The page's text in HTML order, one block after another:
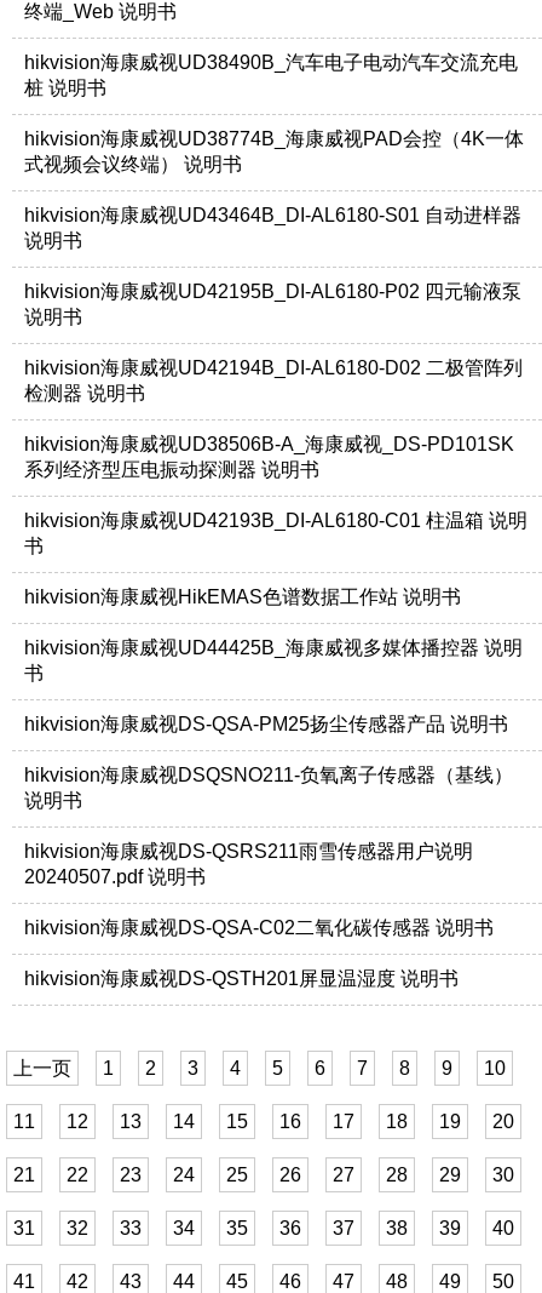
终端_Web 说明书
hikvision海康威视UD38490B_汽车电子电动汽车交流充电
桩 说明书
hikvision海康威视UD38774B_海康威视PAD会控（4K一体
式视频会议终端） 说明书
hikvision海康威视UD43464B_DI-AL6180-S01 自动进样器
说明书
hikvision海康威视UD42195B_DI-AL6180-P02 四元输液泵
说明书
hikvision海康威视UD42194B_DI-AL6180-D02 二极管阵列
检测器 说明书
hikvision海康威视UD38506B-A_海康威视_DS-PD101SK
系列经济型压电振动探测器 说明书
hikvision海康威视UD42193B_DI-AL6180-C01 柱温箱 说明
书
hikvision海康威视HikEMAS色谱数据工作站 说明书
hikvision海康威视UD44425B_海康威视多媒体播控器 说明
书
hikvision海康威视DS-QSA-PM25扬尘传感器产品 说明书
hikvision海康威视DSQSNO211-负氧离子传感器（基线）
说明书
hikvision海康威视DS-QSRS211雨雪传感器用户说明
20240507.pdf 说明书
hikvision海康威视DS-QSA-C02二氧化碳传感器 说明书
hikvision海康威视DS-QSTH201屏显温湿度 说明书
上一页 1 2 3 4 5 6 7 8 9 10
11 12 13 14 15 16 17 18 19 20
21 22 23 24 25 26 27 28 29 30
31 32 33 34 35 36 37 38 39 40
41 42 43 44 45 46 47 48 49 50